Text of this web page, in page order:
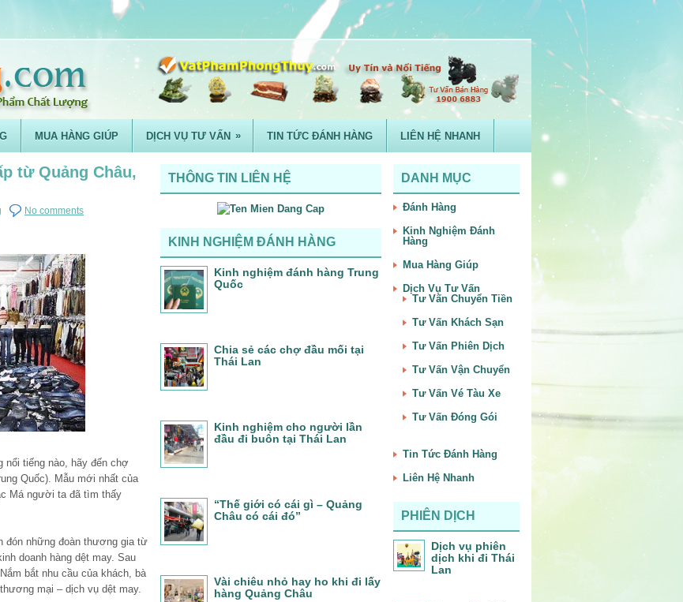
MUA HÀNG GIÚP DỊCH VỤ TƯ VẤN » TIN TỨC ĐÁNH HÀNG LIÊN HỆ NHANH
từ Quảng Châu,
No comments
nổi tiếng nào, hãy đến chợ
Quốc). Mẫu mới nhất của
Má người ta đã tìm thấy
đón những đoàn thương gia từ
doanh hàng dệt may. Sau
bắt nhu cầu của khách, bà
mại – dịch vụ dệt may.
THÔNG TIN LIÊN HỆ
KINH NGHIỆM ĐÁNH HÀNG
Kinh nghiệm đánh hàng Trung
Quốc
Chia sẻ các chợ đầu mối tại
Thái Lan
Kinh nghiệm cho người lần
đầu đi buôn tại Thái Lan
“Thế giới có cái gì – Quảng
Châu có cái đó”
Vài chiêu nhỏ hay ho khi đi lấy
hàng Quảng Châu
DANH MỤC
Đánh Hàng
Kinh Nghiệm Đánh
Hàng
Mua Hàng Giúp
Dịch Vụ Tư Vấn
Tư Vấn Chuyển Tiền
Tư Vấn Khách Sạn
Tư Vấn Phiên Dịch
Tư Vấn Vận Chuyển
Tư Vấn Vé Tàu Xe
Tư Vấn Đóng Gói
Tin Tức Đánh Hàng
Liên Hệ Nhanh
PHIÊN DỊCH
Dịch vụ phiên
dịch khi đi Thái
Lan